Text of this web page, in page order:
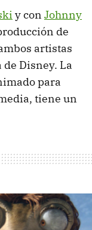
y con Johnny
de
artistas
Disney. La
para
tiene un